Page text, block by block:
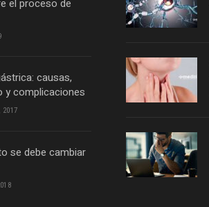
el proceso de
causas,
y complicaciones
2017
se debe cambiar